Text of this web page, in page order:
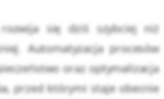
się dziś szybciej niż
Automatyzacja procesów
oraz optymalizacja
przed którymi staje obecnie